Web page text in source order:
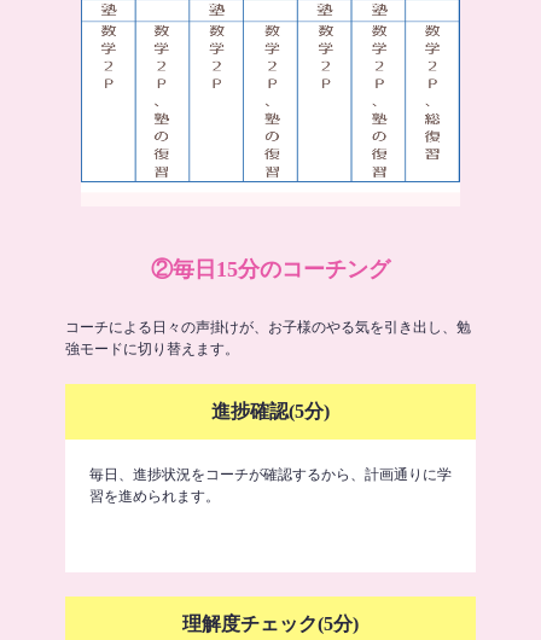
②毎日15分のコーチング
コーチによる日々の声掛けが、お子様のやる気を引き出し、勉
強モードに切り替えます。
進捗確認(5分)
毎日、進捗状況をコーチが確認するから、計画通りに学
習を進められます。
理解度チェック(5分)